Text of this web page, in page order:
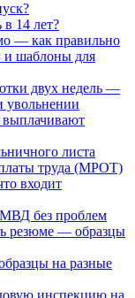
в 14 лет?
— как правильно
и шаблоны для
двух недель —
увольнении
выплачивают
листа
труда (МРОТ)
входит
без проблем
резюме — образцы
на разные
инспекцию на